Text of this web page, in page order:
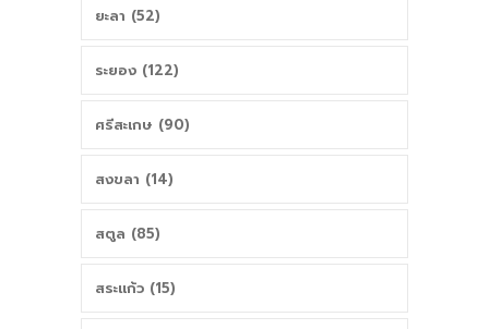
ยะลา (52)
ระยอง (122)
ศรีสะเกษ (90)
สงขลา (14)
สตูล (85)
สระแก้ว (15)